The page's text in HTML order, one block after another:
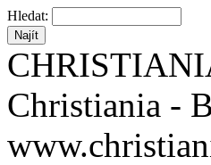
Hledat:
Christiania -